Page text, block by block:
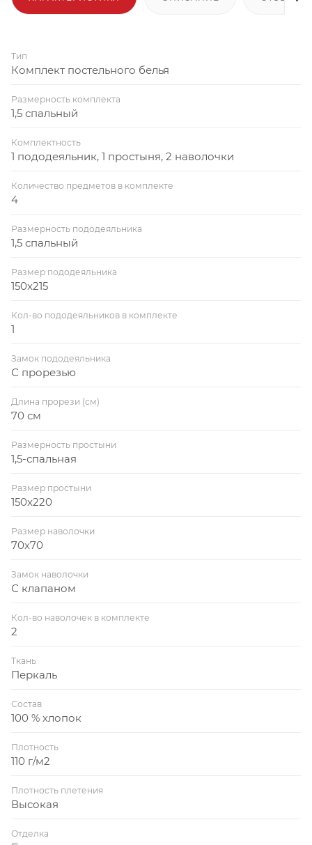
Тип
Комплект постельного белья
Размерность комплекта
1,5 спальный
Комплектность
1 пододеяльник, 1 простыня, 2 наволочки
Количество предметов в комплекте
4
Размерность пододеяльника
1,5 спальный
Размер пододеяльника
150x215
Кол-во пододеяльников в комплекте
1
Замок пододеяльника
С прорезью
Длина прорези (см)
70 см
Размерность простыни
1,5-спальная
Размер простыни
150x220
Размер наволочки
70x70
Замок наволочки
С клапаном
Кол-во наволочек в комплекте
2
Ткань
Перкаль
Состав
100 % хлопок
Плотность
110 г/м2
Плотность плетения
Высокая
Отделка